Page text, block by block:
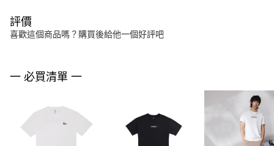
評價
喜歡這個商品嗎？購買後給他一個好評吧
一 必買清單 一